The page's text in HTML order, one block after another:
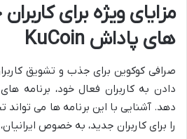
مزایای ویژه برای
های پاداش KuCoin
صرافی کوکوین برای جذب و تشویق
دادن به کاربران فعال خود، برنامه
دهد. آشنایی با این برنامه ها می تواند
را برای کاربران جدید، به خصوص